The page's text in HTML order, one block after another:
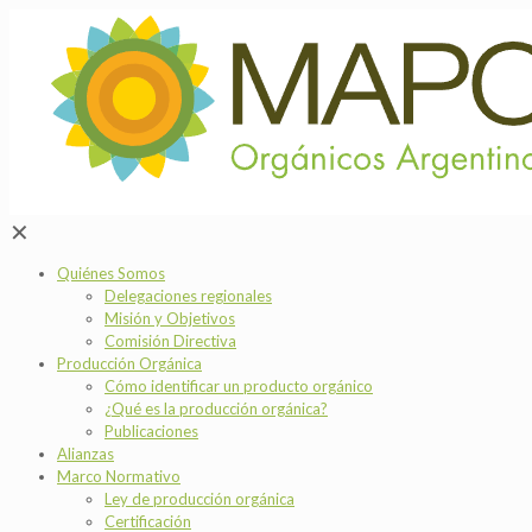
✕
Quiénes Somos
Delegaciones regionales
Misión y Objetivos
Comisión Directiva
Producción Orgánica
Cómo identificar un producto orgánico
¿Qué es la producción orgánica?
Publicaciones
Alianzas
Marco Normativo
Ley de producción orgánica
Certificación